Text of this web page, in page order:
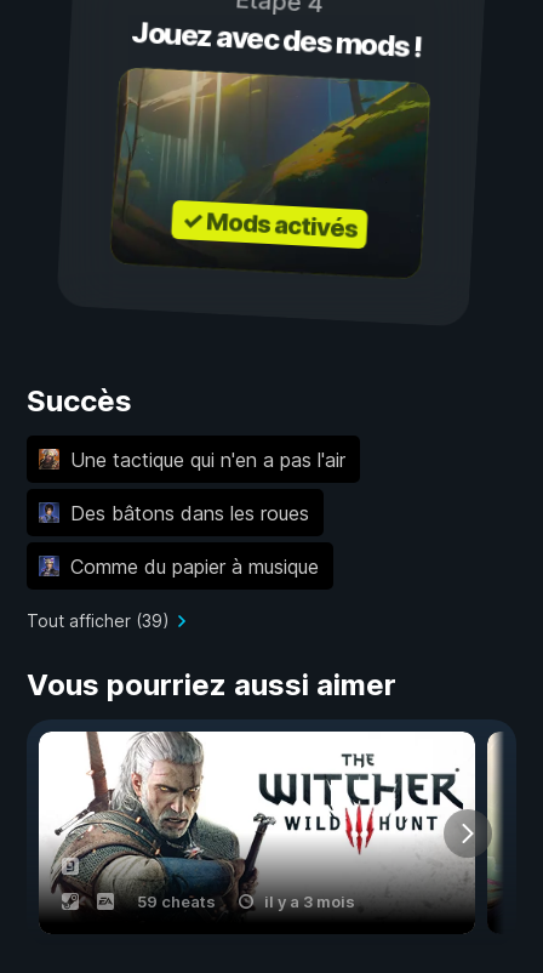
Jouez avec des mods !
✓ Mods activés
Succès
Une tactique qui n'en a pas l'air
Des bâtons dans les roues
Comme du papier à musique
Tout afficher (39)
Vous pourriez aussi aimer
59 cheats il y a 3 mois